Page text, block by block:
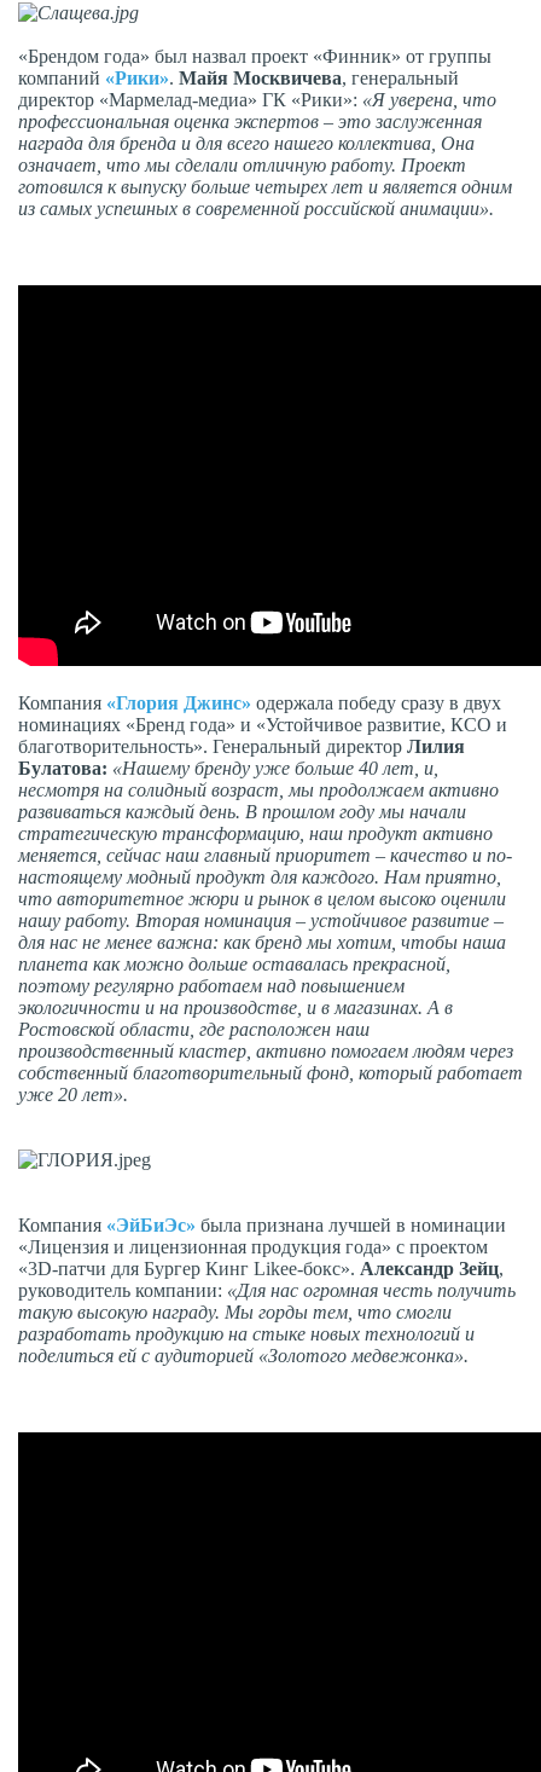
«Брендом года» был назвал проект «Финник» от группы
компаний «Рики». Майя Москвичева, генеральный
директор «Мармелад-медиа» ГК «Рики»: «Я уверена, что
профессиональная оценка экспертов – это заслуженная
награда для бренда и для всего нашего коллектива, Она
означает, что мы сделали отличную работу. Проект
готовился к выпуску больше четырех лет и является одним
из самых успешных в современной российской анимации».
Компания «Глория Джинс» одержала победу сразу в двух
номинациях «Бренд года» и «Устойчивое развитие, КСО и
благотворительность». Генеральный директор Лилия
Булатова: «Нашему бренду уже больше 40 лет, и,
несмотря на солидный возраст, мы продолжаем активно
развиваться каждый день. В прошлом году мы начали
стратегическую трансформацию, наш продукт активно
меняется, сейчас наш главный приоритет – качество и по-
настоящему модный продукт для каждого. Нам приятно,
что авторитетное жюри и рынок в целом высоко оценили
нашу работу. Вторая номинация – устойчивое развитие –
для нас не менее важна: как бренд мы хотим, чтобы наша
планета как можно дольше оставалась прекрасной,
поэтому регулярно работаем над повышением
экологичности и на производстве, и в магазинах. А в
Ростовской области, где расположен наш
производственный кластер, активно помогаем людям через
собственный благотворительный фонд, который работает
уже 20 лет».
Компания «ЭйБиЭс» была признана лучшей в номинации
«Лицензия и лицензионная продукция года» с проектом
«3D-патчи для Бургер Кинг Likee-бокс». Александр Зейц,
руководитель компании: «Для нас огромная честь получить
такую высокую награду. Мы горды тем, что смогли
разработать продукцию на стыке новых технологий и
поделиться ей с аудиторией «Золотого медвежонка».